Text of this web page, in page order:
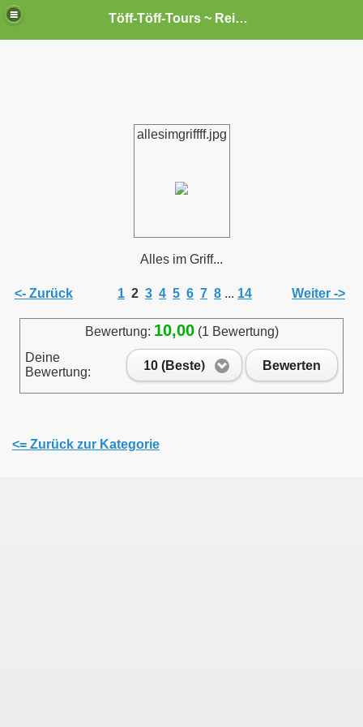
Töff-Töff-Tours ~ Reisen mit `nem Liner --- und sei`s auch nur ein "Kleiner".
allesimgriffff.jpg
Alles im Griff...
<- Zurück 1 2 3 4 5 6 7 8 ... 14 Weiter ->
Bewertung: 10,00(1 Bewertung)
Deine
Bewertung:
10 (Beste) Bewerten
<= Zurück zur Kategorie